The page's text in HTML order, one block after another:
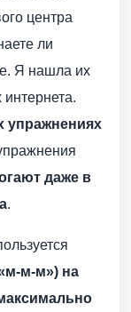
центра
ли
Я нашла их
упражнениях
даже в
.
м-м») на